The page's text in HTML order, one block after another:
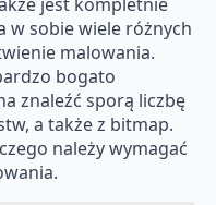
w sobie wiele różnych
malowania.
bogato
znaleźć sporą liczbę
a także z bitmap.
należy wymagać